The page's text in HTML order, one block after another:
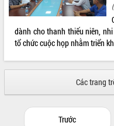
dành cho thanh thiếu niên,
tổ chức cuộc họp nhằm triển
Các trang
Trước